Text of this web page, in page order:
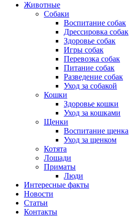
Животные
Собаки
Воспитание собак
Дрессировка собак
Здоровье собак
Игры собак
Перевозка собак
Питание собак
Разведение собак
Уход за собакой
Кошки
Здоровье кошки
Уход за кошками
Щенки
Воспитание щенка
Уход за щенком
Котята
Лошади
Приматы
Люди
Интересные факты
Новости
Статьи
Контакты